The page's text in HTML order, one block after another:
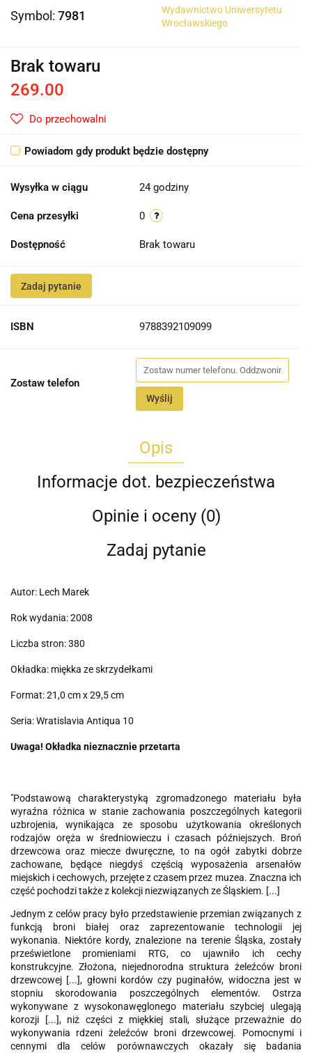
Symbol: 7981
Wydawnictwo Uniwersytetu
Wrocławskiego
Brak towaru
269.00
Do przechowalni
Powiadom gdy produkt będzie dostępny
Wysyłka w ciągu 24 godziny
Cena przesyłki 0
Dostępność Brak towaru
Zadaj pytanie
ISBN 9788392109099
Zostaw telefon
Wyślij
Opis
Informacje dot. bezpieczeństwa
Opinie i oceny (0)
Zadaj pytanie
Autor: Lech Marek
Rok wydania: 2008
Liczba stron: 380
Okładka: miękka ze skrzydełkami
Format: 21,0 cm x 29,5 cm
Seria: Wratislavia Antiqua 10
Uwaga! Okładka nieznacznie przetarta
"Podstawową charakterystyką zgromadzonego materiału była
wyraźna różnica w stanie zachowania poszczególnych kategorii
uzbrojenia, wynikająca ze sposobu użytkowania określonych
rodzajów oręża w średniowieczu i czasach późniejszych. Broń
drzewcowa oraz miecze dwuręczne, to na ogół zabytki dobrze
zachowane, będące niegdyś częścią wyposażenia arsenałów
miejskich i cechowych, przejęte z czasem przez muzea. Znaczna ich
część pochodzi także z kolekcji niezwiązanych ze Śląskiem. [...]
Jednym z celów pracy było przedstawienie przemian związanych z
funkcją broni białej oraz zaprezentowanie technologii jej
wykonania. Niektóre kordy, znalezione na terenie Śląska, zostały
prześwietlone promieniami RTG, co ujawniło ich cechy
konstrukcyjne. Złożona, niejednorodna struktura żeleźców broni
drzewcowej [...], głowni kordów czy puginałów, widoczna jest w
stopniu skorodowania poszczególnych elementów. Ostrza
wykonywane z wysokonawęglonego materiału szybciej ulegają
korozji [...], niż części z miękkiej stali, służące przeważnie do
wykonywania rdzeni żeleźców broni drzewcowej. Pomocnymi i
cennymi dla celów porównawczych okazały się badania